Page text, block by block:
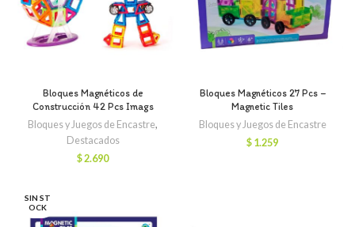
Bloques Magnéticos de
Construcción 42 Pcs Imags
Bloques y Juegos de Encastre,
Destacados
$2.690
Bloques Magnéticos 27 Pcs –
Magnetic Tiles
Bloques y Juegos de Encastre
$ 1.259
SIN ST
OCK